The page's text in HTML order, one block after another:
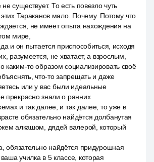
существует. То есть повезло чуть
Тараканов мало. Почему. Потому что
не имеет опыта нахождения на
мире,
и он пытается приспособиться, исходя
разумеется, не хватает, а взрослым,
каким-то образом социализировать своё
что-то запрещать и даже
или у вас были идеальные
прекрасно знали о ранних
и так далее, и так далее, то уже в
обязательно найдётся долбанутая
алкашом, дядей валерой, который
обязательно найдётся придурошная
училка в 5 классе, которая